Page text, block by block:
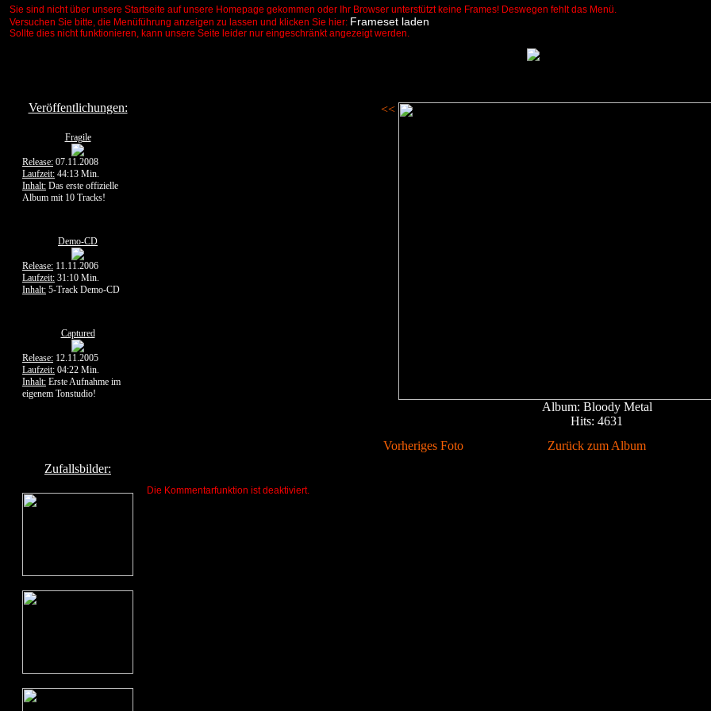
Sie sind nicht über unsere Startseite auf unsere Homepage gekommen oder Ihr Browser unterstützt keine Frames! Deswegen fehlt das Menü.
Versuchen Sie bitte, die Menüführung anzeigen zu lassen und klicken Sie hier: Frameset laden
Sollte dies nicht funktionieren, kann unsere Seite leider nur eingeschränkt angezeigt werden.
Veröffentlichungen:
Fragile
Release: 07.11.2008
Laufzeit: 44:13 Min.
Inhalt: Das erste offizielle
Album mit 10 Tracks!
Demo-CD
Release: 11.11.2006
Laufzeit: 31:10 Min.
Inhalt: 5-Track Demo-CD
Captured
Release: 12.11.2005
Laufzeit: 04:22 Min.
Inhalt: Erste Aufnahme im
eigenem Tonstudio!
Zufallsbilder:
<<
Album: Bloody Metal
Hits: 4631
Vorheriges Foto
Zurück zum Album
Die Kommentarfunktion ist deaktiviert.